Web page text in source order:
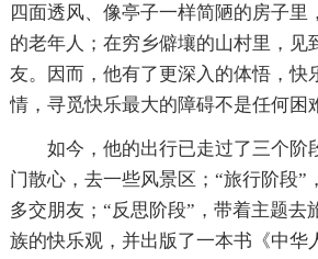
四面透风、像亭子一样简陋的房子里
的老年人；在穷乡僻壤的山村里，见
友。因而，他有了更深入的体悟，快
情，寻觅快乐最大的障碍不是任何困
如今，他的出行已走过了三个阶
门散心，去一些风景区；“旅行阶段”
多交朋友；“反思阶段”，带着主题去
族的快乐观，并出版了一本书《中华